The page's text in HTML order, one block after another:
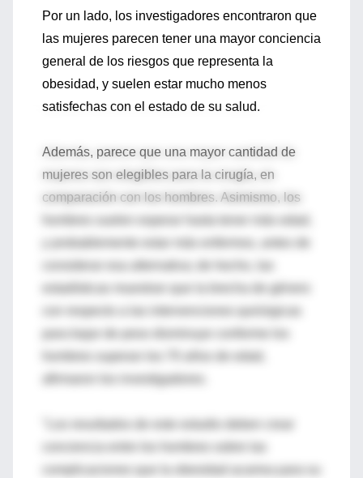
Por un lado, los investigadores encontraron que
las mujeres parecen tener una mayor conciencia
general de los riesgos que representa la
obesidad, y suelen estar mucho menos
satisfechas con el estado de su salud.
Además, parece que una mayor cantidad de
mujeres son elegibles para la cirugía, en
comparación con los hombres. Asimismo, los
con respecto a las intervenciones quirúrgicas
hombres superan los 70 años de edad,
afirmaron los investigadores.